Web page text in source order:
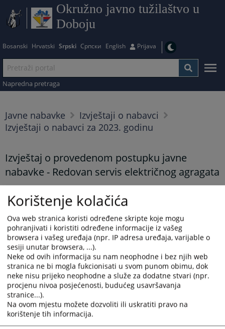
Okružno javno tužilaštvo u
Doboju
Bosanski Hrvatski Srpski Српски English Prijava
Napredna pretraga
Javne nabavke
Izvještaji o nabavci
Izvještaji o nabavci za 2023. godinu
Izvještaj o provedenom postupku javne
nabavke - Redovan servis električnog agragata
10.10.2023.
Prikazana vijest je na
Prateći dokumenti
Izvještaj o provedenom postupku javne nabavke -
Redovan servis električnog agragata
266PREGLEDA
Korištenje kolačića
Ova web stranica koristi određene skripte koje mogu
pohranjivati i koristiti određene informacije iz vašeg
browsera i vašeg uređaja (npr. IP adresa uređaja, varijable o
sesiji unutar browsera, ...).
Neke od ovih informacija su nam neophodne i bez njih web
stranica ne bi mogla fukcionisati u svom punom obimu, dok
neke nisu prijeko neophodne a služe za dodatne stvari (npr.
procjenu nivoa posjećenosti, budućeg usavršavanja
stranice...).
Na ovom mjestu možete dozvoliti ili uskratiti pravo na
korištenje tih informacija.